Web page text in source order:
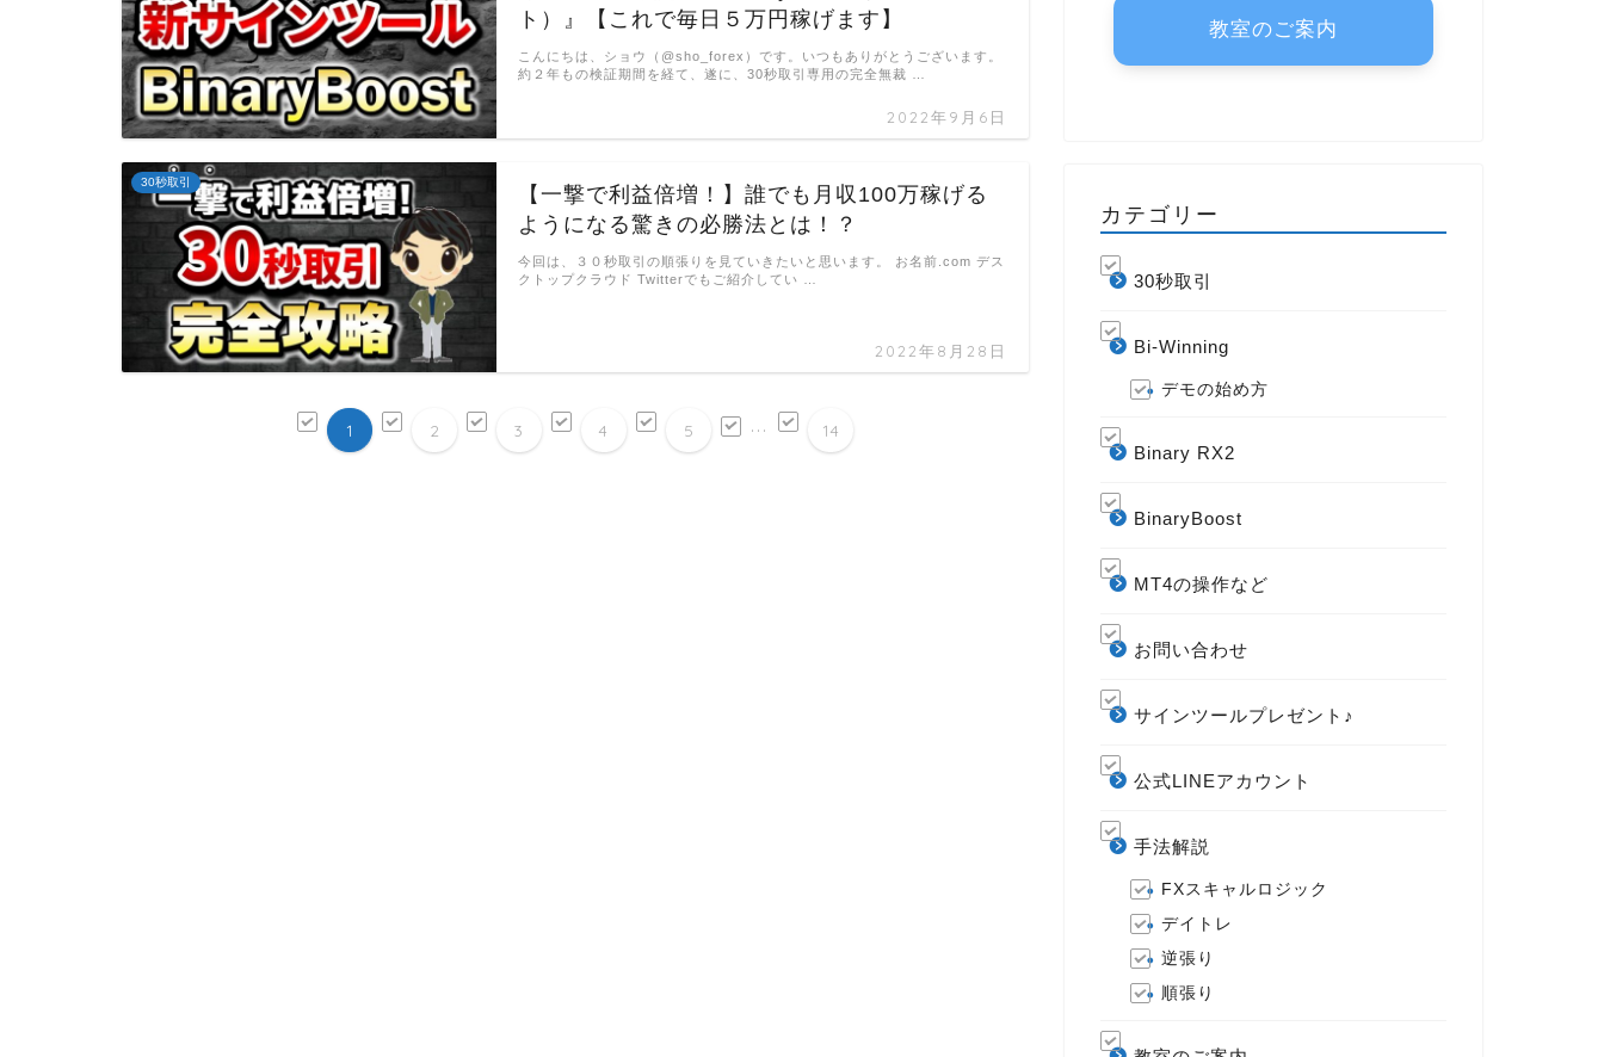
ト）』【これで毎日５万円稼げます】
2022年9月6日
こんにちは、ショウ（@sho_forex）です。いつもありがとうございます。
約２年もの検証期間を経て、遂に、30秒取引専用の完全無裁 …
30秒取引
【一撃で利益倍増！】誰でも月収100万稼げる
ようになる驚きの必勝法とは！？
2022年8月28日
今回は、３０秒取引の順張りを見ていきたいと思います。 お名前.com デス
クトップクラウド Twitterでもご紹介してい …
1 2 3 4 5 ... 14
教室のご案内
カテゴリー
30秒取引
Bi-Winning
デモの始め方
Binary RX2
BinaryBoost
MT4の操作など
お問い合わせ
サインツールプレゼント♪
公式LINEアカウント
手法解説
FXスキャルロジック
デイトレ
逆張り
順張り